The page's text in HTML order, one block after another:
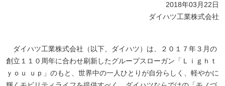
2018年03月22日
ダイハツ工業株式会社
ダイハツ工業株式会社（以下、ダイハツ）は、２０１７年３月の
創立１１０周年に合わせ刷新したグループスローガン「Ｌｉｇｈｔ
ｙｏｕ ｕｐ」のもと、世界中の一人ひとりが自分らしく、軽やかに